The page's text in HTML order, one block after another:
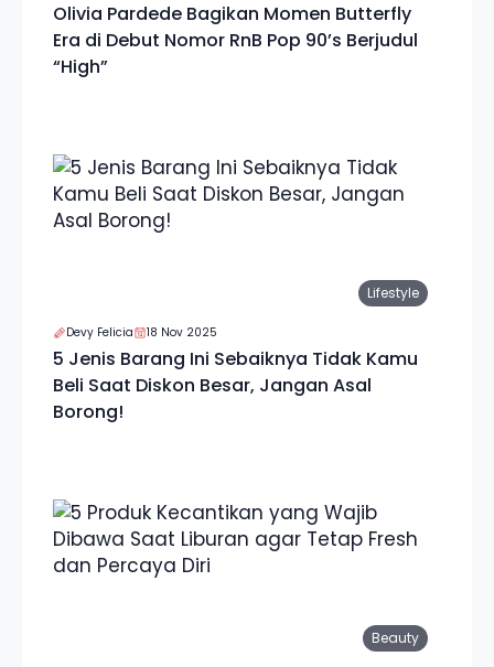
Olivia Pardede Bagikan Momen Butterfly
Era di Debut Nomor RnB Pop 90’s Berjudul
“High”
Lifestyle
Devy Felicia 18 Nov 2025
5 Jenis Barang Ini Sebaiknya Tidak Kamu
Beli Saat Diskon Besar, Jangan Asal
Borong!
Beauty